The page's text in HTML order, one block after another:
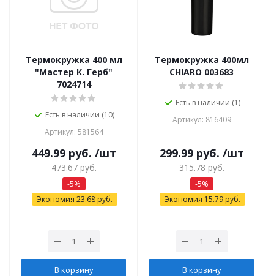
Термокружка 400 мл
"Мастер К. Герб"
7024714
Есть в наличии (10)
Артикул: 581564
449.99руб. /шт
473.67руб.
-5%
Экономия 23.68 руб.
В корзину
Термокружка 400мл
CHIARO 003683
Есть в наличии (1)
Артикул: 816409
299.99руб. /шт
315.78руб.
-5%
Экономия 15.79 руб.
В корзину